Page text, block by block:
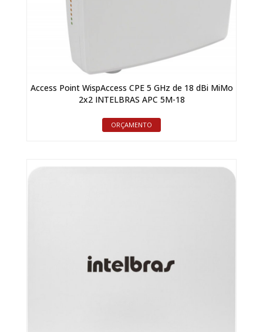
Access Point WispAccess CPE 5 GHz de 18 dBi MiMo
2x2 INTELBRAS APC 5M-18
ORÇAMENTO